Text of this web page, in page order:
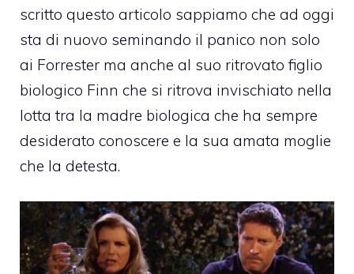
scritto questo articolo sappiamo che ad oggi
sta di nuovo seminando il panico non solo
ai Forrester ma anche al suo ritrovato figlio
biologico Finn che si ritrova invischiato nella
lotta tra la madre biologica che ha sempre
desiderato conoscere e la sua amata moglie
che la detesta.